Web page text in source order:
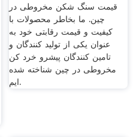
قیمت سنگ شکن مخروطی در
چین. ما بخاطر محصولات با
کیفیت و قیمت رقابتی خود به
عنوان یکی از تولید کنندگان و
تامین کنندگان پیشرو خرد کن
مخروطی در چین شناخته شده
ایم.